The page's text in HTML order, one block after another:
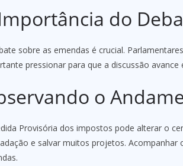
do
sobre as emendas é crucial.
pressionar para que a discussão
o
Provisória dos impostos pode alterar o
e salvar muitos projetos.